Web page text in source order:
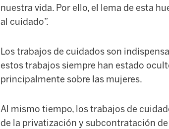
nuestra vida. Por ello, el lema de esta
al cuidado”.
Los trabajos de cuidados son
estos trabajos siempre han estado
principalmente sobre las mujeres.
Al mismo tiempo, los trabajos de
de la privatización y subcontratación